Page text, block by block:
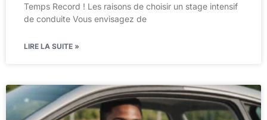
Temps Record ! Les raisons de choisir un stage intensif
de conduite Vous envisagez de
LIRE LA SUITE »